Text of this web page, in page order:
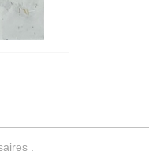
.